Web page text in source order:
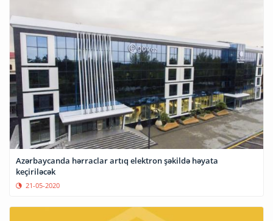
Azərbaycanda hərraclar artıq elektron şəkildə həyata
keçiriləcək
21-05-2020